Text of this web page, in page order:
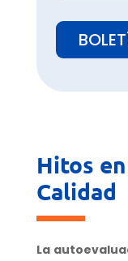
Hitos
Calidad
La